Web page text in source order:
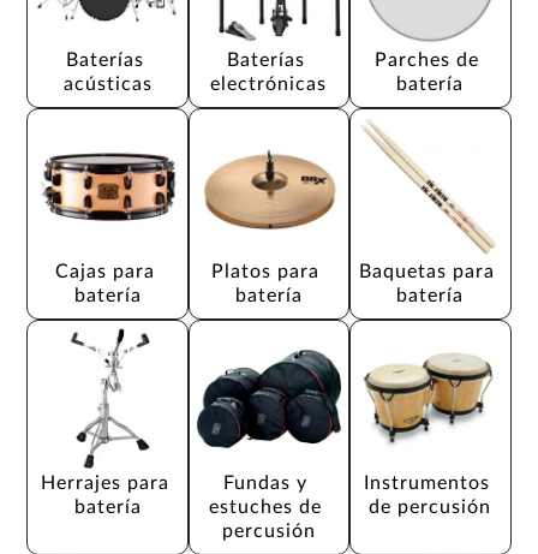
Baterías
acústicas
Baterías
electrónicas
Parches de
batería
Cajas para
batería
Platos para
batería
Baquetas para
batería
Herrajes para
batería
Fundas y
estuches de
percusión
Instrumentos
de percusión